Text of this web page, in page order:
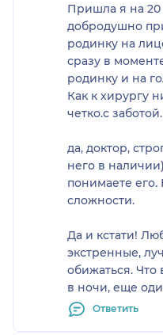
читать не будет, но и
такой мелочи тоже не
хамское отношение
таки написать
мной кого-то из
писал жалобу в
доктор Михайленко
все написал». После
попросил его
поведение на что
с вами обсуждать».
испорченное
специалиста с ничего.
Никому не советую
желания
Пришла я на
добродушно
родинку на
сразу в
родинку и на
Как к хирургу
четко.с заботой.
да, доктор,
него в
понимаете
сложности.
Да и кстати!
экстренные,
обижаться.
в ночи, еще
Ответить